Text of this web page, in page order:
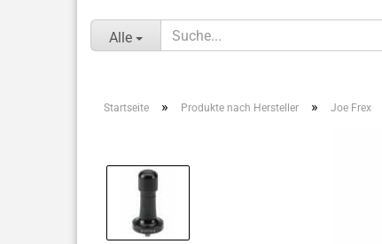
Alle
Startseite » Produkte nach Hersteller » Joe Frex